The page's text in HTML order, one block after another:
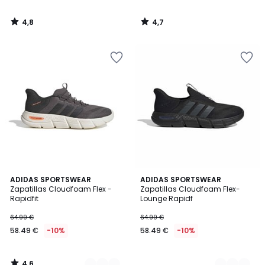
4,8
/
4,7
/
ADIDAS SPORTSWEAR
Zapatillas Cloudfoam Flex -
Rapidfit
64.99 €
58.49 € -10%
4,6
/ 5
2
Colores
ADIDAS SPORTSWEAR
Zapatillas Cloudfoam Flex-
Lounge Rapidf
64.99 €
58.49 € -10%
2
Colores